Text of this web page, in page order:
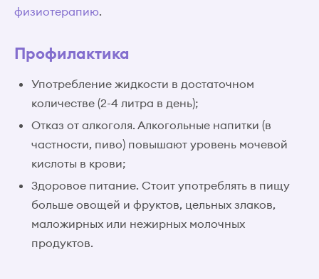
физиотерапию.
Профилактика
Употребление жидкости в достаточном
количестве (2-4 литра в день);
Отказ от алкоголя. Алкогольные напитки (в
частности, пиво) повышают уровень мочевой
кислоты в крови;
Здоровое питание. Стоит употреблять в пищу
больше овощей и фруктов, цельных злаков,
маложирных или нежирных молочных
продуктов.